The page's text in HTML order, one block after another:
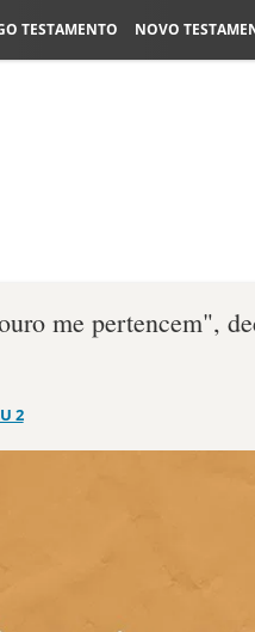
TESTAMENTO NOVO
me pertencem",
2